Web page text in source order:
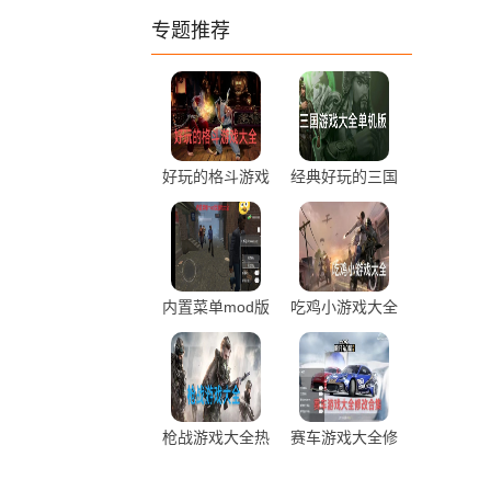
专题推荐
好玩的格斗游戏
大全排行推荐
经典好玩的三国
游戏大全单机版
推荐
内置菜单mod版
游戏大全最新推
荐
吃鸡小游戏大全
2023年最新推
荐
枪战游戏大全热
赛车游戏大全修